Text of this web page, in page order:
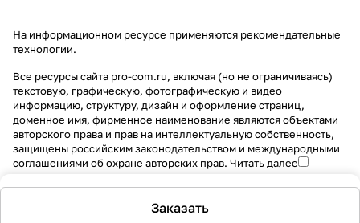
Заказать
На информационном ресурсе применяются рекомендательные
технологии.
Все ресурсы сайта pro-com.ru, включая (но не ограничиваясь)
текстовую, графическую, фотографическую и видео
информацию, структуру, дизайн и оформление страниц,
доменное имя, фирменное наименование являются объектами
авторского права и прав на интеллектуальную собственность,
защищены российским законодательством и международными
соглашениями об охране авторских прав. Читать далее